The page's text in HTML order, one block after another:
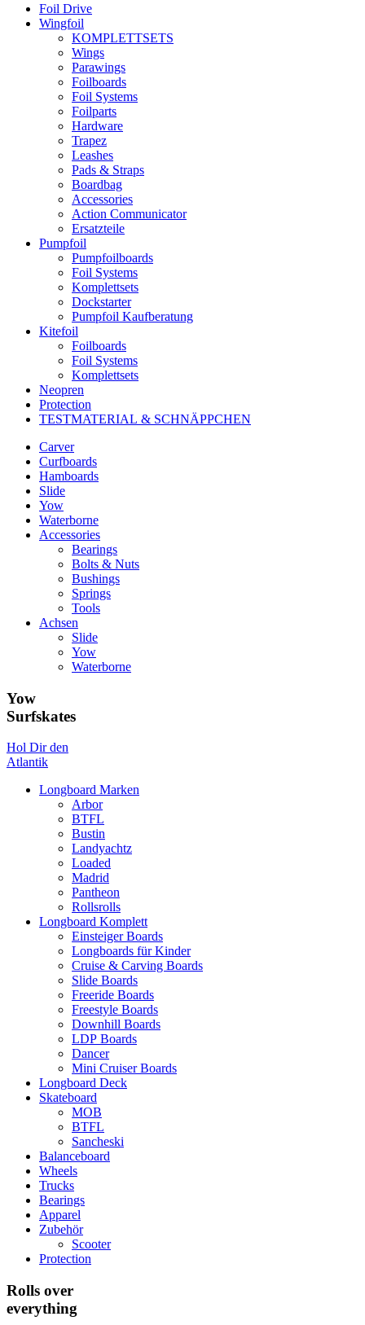
Foil Drive
Wingfoil
KOMPLETTSETS
Wings
Parawings
Foilboards
Foil Systems
Foilparts
Hardware
Trapez
Leashes
Pads & Straps
Boardbag
Accessories
Action Communicator
Ersatzteile
Pumpfoil
Pumpfoilboards
Foil Systems
Komplettsets
Dockstarter
Pumpfoil Kaufberatung
Kitefoil
Foilboards
Foil Systems
Komplettsets
Neopren
Protection
TESTMATERIAL & SCHNÄPPCHEN
Carver
Curfboards
Hamboards
Slide
Yow
Waterborne
Accessories
Bearings
Bolts & Nuts
Bushings
Springs
Tools
Achsen
Slide
Yow
Waterborne
Yow
Surfskates
Hol Dir den
Atlantik
Longboard Marken
Arbor
BTFL
Bustin
Landyachtz
Loaded
Madrid
Pantheon
Rollsrolls
Longboard Komplett
Einsteiger Boards
Longboards für Kinder
Cruise & Carving Boards
Slide Boards
Freeride Boards
Freestyle Boards
Downhill Boards
LDP Boards
Dancer
Mini Cruiser Boards
Longboard Deck
Skateboard
MOB
BTFL
Sancheski
Balanceboard
Wheels
Trucks
Bearings
Apparel
Zubehör
Scooter
Protection
Rolls over
everything